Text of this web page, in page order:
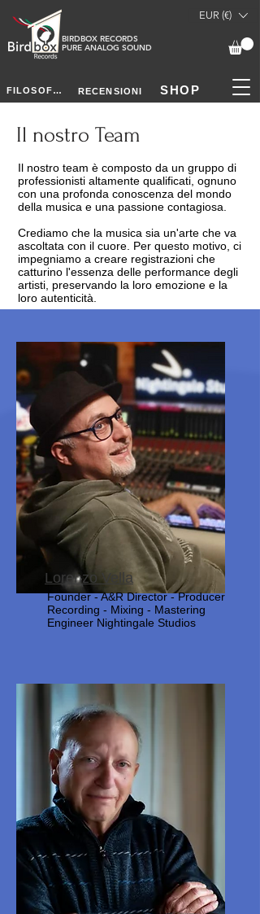
BIRDBOX RECORDS
PURE ANALOG SOUND
EUR (€)
FILOSOFIA RECENSIONI SHOP
Il nostro Team
Il nostro team è composto da un gruppo di
professionisti altamente qualificati, ognuno
con una profonda conoscenza del mondo
della musica e una passione contagiosa.
Crediamo che la musica sia un'arte che va
ascoltata con il cuore. Per questo motivo, ci
impegniamo a creare registrazioni che
catturino l'essenza delle performance degli
artisti, preservando la loro emozione e la
loro autenticità.
Lorenzo Vella
Founder - A&R Director - Producer
Recording - Mixing - Mastering
Engineer Nightingale Studios